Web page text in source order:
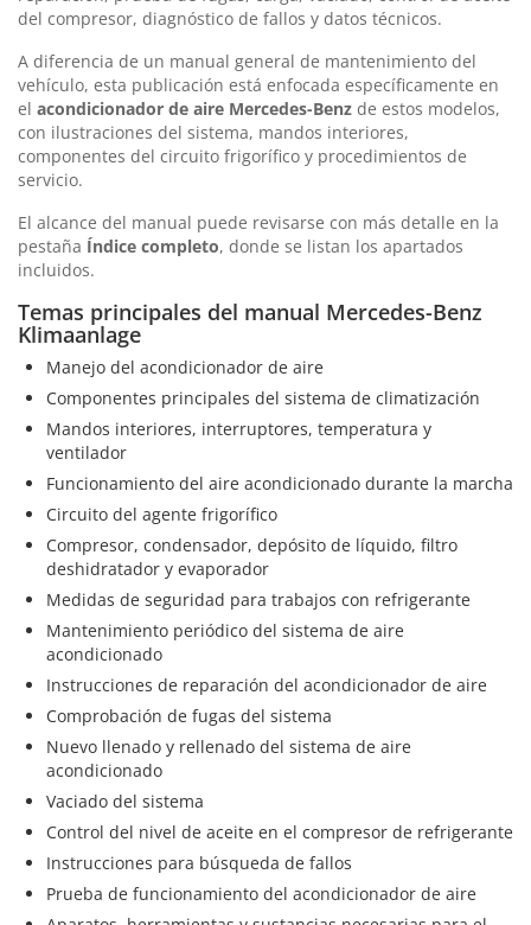
del compresor, diagnóstico de fallos y datos técnicos.
A diferencia de un manual general de mantenimiento del
vehículo, esta publicación está enfocada específicamente en
el acondicionador de aire Mercedes-Benz de estos modelos,
con ilustraciones del sistema, mandos interiores,
componentes del circuito frigorífico y procedimientos de
servicio.
El alcance del manual puede revisarse con más detalle en la
pestaña Índice completo, donde se listan los apartados
incluidos.
Temas principales del manual Mercedes-Benz
Klimaanlage
Manejo del acondicionador de aire
Componentes principales del sistema de climatización
Mandos interiores, interruptores, temperatura y
ventilador
Funcionamiento del aire acondicionado durante la marcha
Circuito del agente frigorífico
Compresor, condensador, depósito de líquido, filtro
deshidratador y evaporador
Medidas de seguridad para trabajos con refrigerante
Mantenimiento periódico del sistema de aire
acondicionado
Instrucciones de reparación del acondicionador de aire
Comprobación de fugas del sistema
Nuevo llenado y rellenado del sistema de aire
acondicionado
Vaciado del sistema
Control del nivel de aceite en el compresor de refrigerante
Instrucciones para búsqueda de fallos
Prueba de funcionamiento del acondicionador de aire